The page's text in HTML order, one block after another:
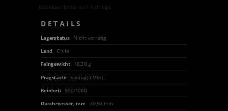
Rückkaufpreis auf Anfrage.
DETAILS
Lagerstatus Nicht vorrätig
Land
Chile
Feingewicht
18,30 g
Prägstätte Santiago Mint
Reinheit 900/1000
Durchmesser, mm
30,50 mm